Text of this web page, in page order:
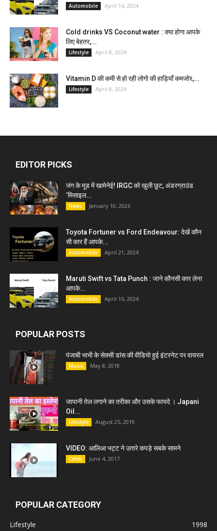
Automobile April 16, 2024
Cold drinks VS Coconut water : क्या होगा आपके
लिए बेहतर,...
Lifestyle April 8, 2024
Vitamin D की कमी से हो रही लोगो की हाड़ियाँ कमजोर,...
Lifestyle April 8, 2024
EDITOR PICKS
जंग के मूड में खामेनेई! IRGC को खुली छूट, अंडरग्राउंड
‘मिसाइल...
News January 10, 2026
Toyota Fortuner vs Ford Endeavour: देखें कौन
सी कार हैं आपके...
Automobile April 21, 2024
Maruti Swift vs Tata Punch : जाने कौनसी कार लेना
आपके...
Automobile April 16, 2024
POPULAR POSTS
पंजाबी भाभी के सेक्सी डांस की वीडियो हुई इंटरनेट पर वायरल
Music May 8, 2018
जापानी तेल लगाने का तरीका और उसके फायदे । Japani
Oil...
Lifestyle August 25, 2019
VIDEO: आलिआ भट्ट ने उतारे कपड़े सबके सामने
Celeb June 4, 2017
POPULAR CATEGORY
Lifestyle
1998